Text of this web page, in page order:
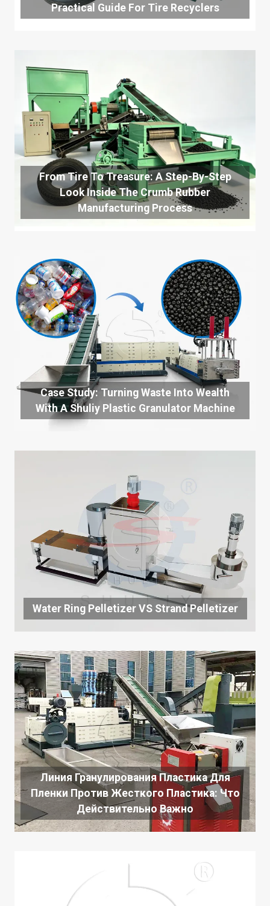
Practical Guide For Tire Recyclers
From Tire To Treasure: A Step-By-Step
Look Inside The Crumb Rubber
Manufacturing Process
Case Study: Turning Waste Into Wealth
With A Shuliy Plastic Granulator Machine
Water Ring Pelletizer VS Strand Pelletizer
Линия Гранулирования Пластика Для
Пленки Против Жесткого Пластика: Что
Действительно Важно